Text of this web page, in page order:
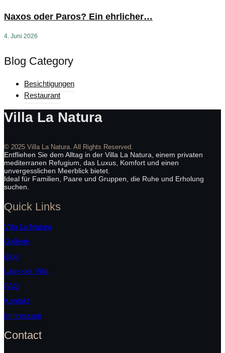
Naxos oder Paros? Ein ehrlicher…
4. Juni 2026
Blog Category
Besichtigungen
Restaurant
Villa La Natura
© 2025 Villa La Natura. All Rights Reserved.
Entfliehen Sie dem Alltag in der Villa La Natura, einem privaten
mediterranen Refugium, das Luxus, Komfort und einen
unvergesslichen Meerblick bietet.
Ideal für Familien, Paare und Gruppen, die Ruhe und Erholung
suchen.
Quick Links
Villa La Natura
Gallerie
Blog
Lage der Villa
FAQ
Kontakt
Impressum
Contact